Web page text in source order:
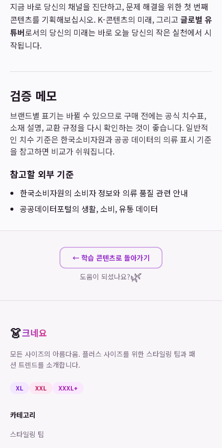
지금 바로 당신의 채널을 진단하고, 문제 해결을 위한 첫 번째
콘텐츠를 기획해보십시오. K-콘텐츠의 미래, 그리고 글로벌 유
튜버로서의 당신의 미래는 바로 오늘 당신의 작은 실천에서 시
작됩니다.
검증 메모
브랜드별 표기는 바뀔 수 있으므로 구매 전에는 공식 치수표,
소재 설명, 교환 규정을 다시 확인하는 것이 좋습니다. 일반적
인 치수 기준은 한국소비자원과 공공 데이터의 의류 표시 기준
을 참고하면 비교가 쉬워집니다.
참고할 외부 기준
한국소비자원의 소비자 정보와 의류 품질 관련 안내
공공데이터포털의 생활, 소비, 유통 데이터
← 학습 콘텐츠로 돌아가기
도움이 되셨나요?🌿
👗크네요
모든 사이즈의 아름다움. 플러스 사이즈를 위한 스타일링 팁과 패
션 트렌드를 소개합니다.
XL XXL XXXL+
카테고리
스타일링 팁